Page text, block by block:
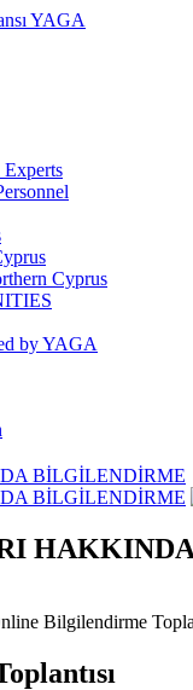
Cyprus
by YAGA
BİLGİLENDİRME
BİLGİLENDİRME